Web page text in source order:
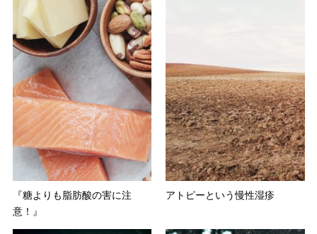
『糖よりも脂肪酸の害に注
意！』
アトピーという慢性湿疹